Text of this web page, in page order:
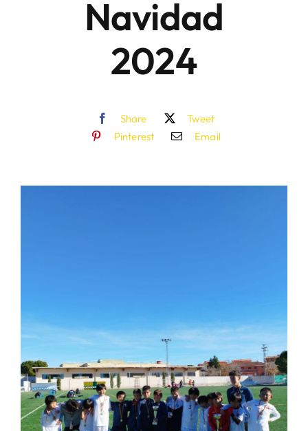
Navidad
2024
Share
Tweet
Pinterest
Email